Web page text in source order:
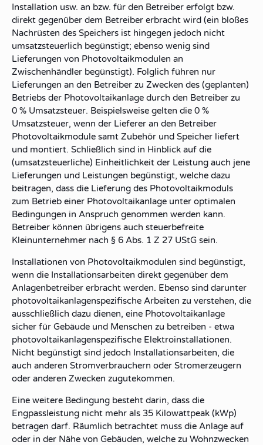
Installation usw. an bzw. für den Betreiber erfolgt bzw.
direkt gegenüber dem Betreiber erbracht wird (ein bloßes
Nachrüsten des Speichers ist hingegen jedoch nicht
umsatzsteuerlich begünstigt; ebenso wenig sind
Lieferungen von Photovoltaikmodulen an
Zwischenhändler begünstigt). Folglich führen nur
Lieferungen an den Betreiber zu Zwecken des (geplanten)
Betriebs der Photovoltaikanlage durch den Betreiber zu
0 % Umsatzsteuer. Beispielsweise gelten die 0 %
Umsatzsteuer, wenn der Lieferer an den Betreiber
Photovoltaikmodule samt Zubehör und Speicher liefert
und montiert. Schließlich sind in Hinblick auf die
(umsatzsteuerliche) Einheitlichkeit der Leistung auch jene
Lieferungen und Leistungen begünstigt, welche dazu
beitragen, dass die Lieferung des Photovoltaikmoduls
zum Betrieb einer Photovoltaikanlage unter optimalen
Bedingungen in Anspruch genommen werden kann.
Betreiber können übrigens auch steuerbefreite
Kleinunternehmer nach § 6 Abs. 1 Z 27 UStG sein.
Installationen von Photovoltaikmodulen sind begünstigt,
wenn die Installationsarbeiten direkt gegenüber dem
Anlagenbetreiber erbracht werden. Ebenso sind darunter
photovoltaikanlagenspezifische Arbeiten zu verstehen, die
ausschließlich dazu dienen, eine Photovoltaikanlage
sicher für Gebäude und Menschen zu betreiben - etwa
photovoltaikanlagenspezifische Elektroinstallationen.
Nicht begünstigt sind jedoch Installationsarbeiten, die
auch anderen Stromverbrauchern oder Stromerzeugern
oder anderen Zwecken zugutekommen.
Eine weitere Bedingung besteht darin, dass die
Engpassleistung nicht mehr als 35 Kilowattpeak (kWp)
betragen darf. Räumlich betrachtet muss die Anlage auf
oder in der Nähe von Gebäuden, welche zu Wohnzwecken